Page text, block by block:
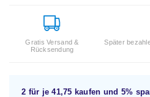
Gratis Versand &
Rücksendung
Später
2 für je41,75 kaufen und 5%